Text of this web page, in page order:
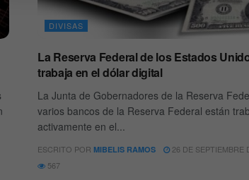
DIVISAS
La Reserva Federal de los Estados
trabaja en el dólar digital
La Junta de Gobernadores de la Reserva
varios bancos de la Reserva Federal están
activamente en el...
ESCRITO POR MIBELIS RAMOS
26 DE SEPTIEMBRE
567